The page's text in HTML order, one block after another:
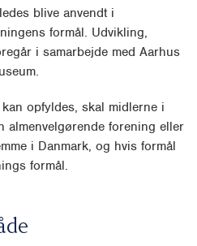
blive anvendt i
formål. Udvikling,
i samarbejde med Aarhus
opfyldes, skal midlerne i
almenvelgørende forening eller
i Danmark, og hvis formål
formål.